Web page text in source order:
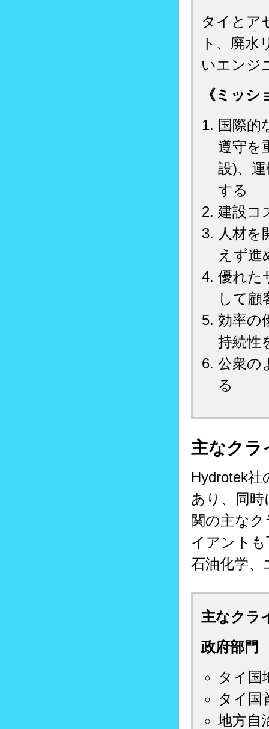
タイとア
ト、廃水
いエンジ
《ミッ
国際的
遵守を
設)、
する
建設コ
人材を
えず進
優れた
して顧
効率の
持続性
公衆の
る
主なクラ
Hydrotek
あり、同
関の主な
イアント
石油化学、
主なクラ
政府部門
タイ国
タイ国
地方自